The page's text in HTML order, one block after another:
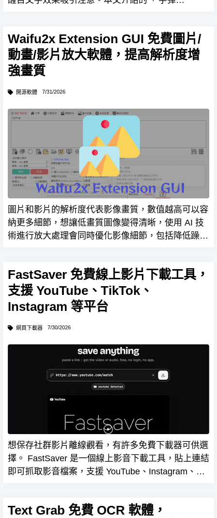
冊，打開網…
Waifu2x Extension GUI 免費圖片/
動畫/影片放大軟體，提高解析度增
強畫質
開源軟體 7/31/2026
圖片和影片的解析度代表影像畫質，數值越高可以容
納更多細節，想讓低畫質圖像變得清晰，使用 AI 技
術進行放大處理會同時優化影像細節，包括降低躁
利…
FastSaver 免費線上影片下載工具，
支援 YouTube、TikTok、
Instagram 等平台
網頁下載器 7/30/2026
想保存社群影片離線觀看，有許多免費下載器可供選
擇。 FastSaver 是一個線上影音下載工具，貼上連結
即可抓取影音檔案，支援 YouTube、Instagram、
Text Grab 免費 OCR 軟體，